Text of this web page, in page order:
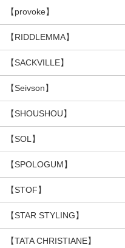
【provoke】
【RIDDLEMMA】
【SACKVILLE】
【Seivson】
【SHOUSHOU】
【SOL】
【SPOLOGUM】
【STOF】
【STAR STYLING】
【TATA CHRISTIANE】